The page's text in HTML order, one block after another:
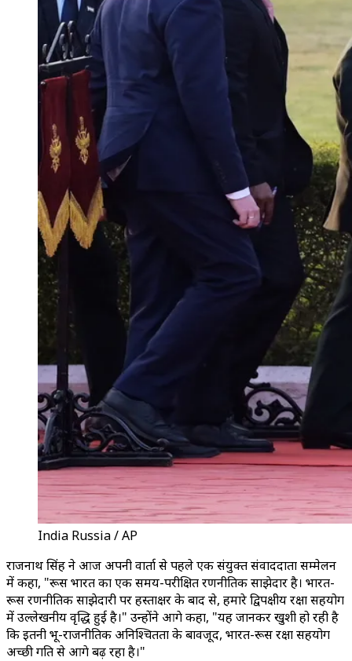
India Russia / AP
राजनाथ सिंह ने आज अपनी वार्ता से पहले एक संयुक्त संवाददाता सम्मेलन
में कहा, "रूस भारत का एक समय-परीक्षित रणनीतिक साझेदार है। भारत-
रूस रणनीतिक साझेदारी पर हस्ताक्षर के बाद से, हमारे द्विपक्षीय रक्षा सहयोग
में उल्लेखनीय वृद्धि हुई है।" उन्होंने आगे कहा, "यह जानकर खुशी हो रही है
कि इतनी भू-राजनीतिक अनिश्चितता के बावजूद, भारत-रूस रक्षा सहयोग
अच्छी गति से आगे बढ़ रहा है।"